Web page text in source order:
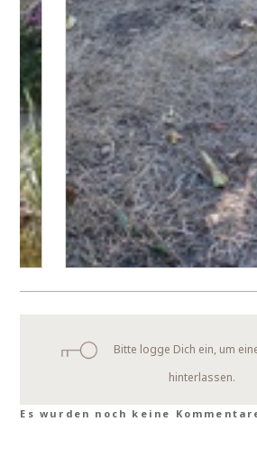
Bitte logge Dich ein, um
hinterlassen.
Es wurden noch keine